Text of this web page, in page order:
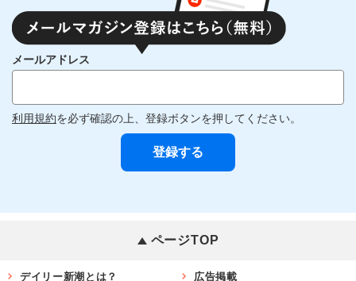
メールアドレス
利用規約を必ず確認の上、登録ボタンを押してください。
ページTOP
デイリー新潮とは？ 広告掲載